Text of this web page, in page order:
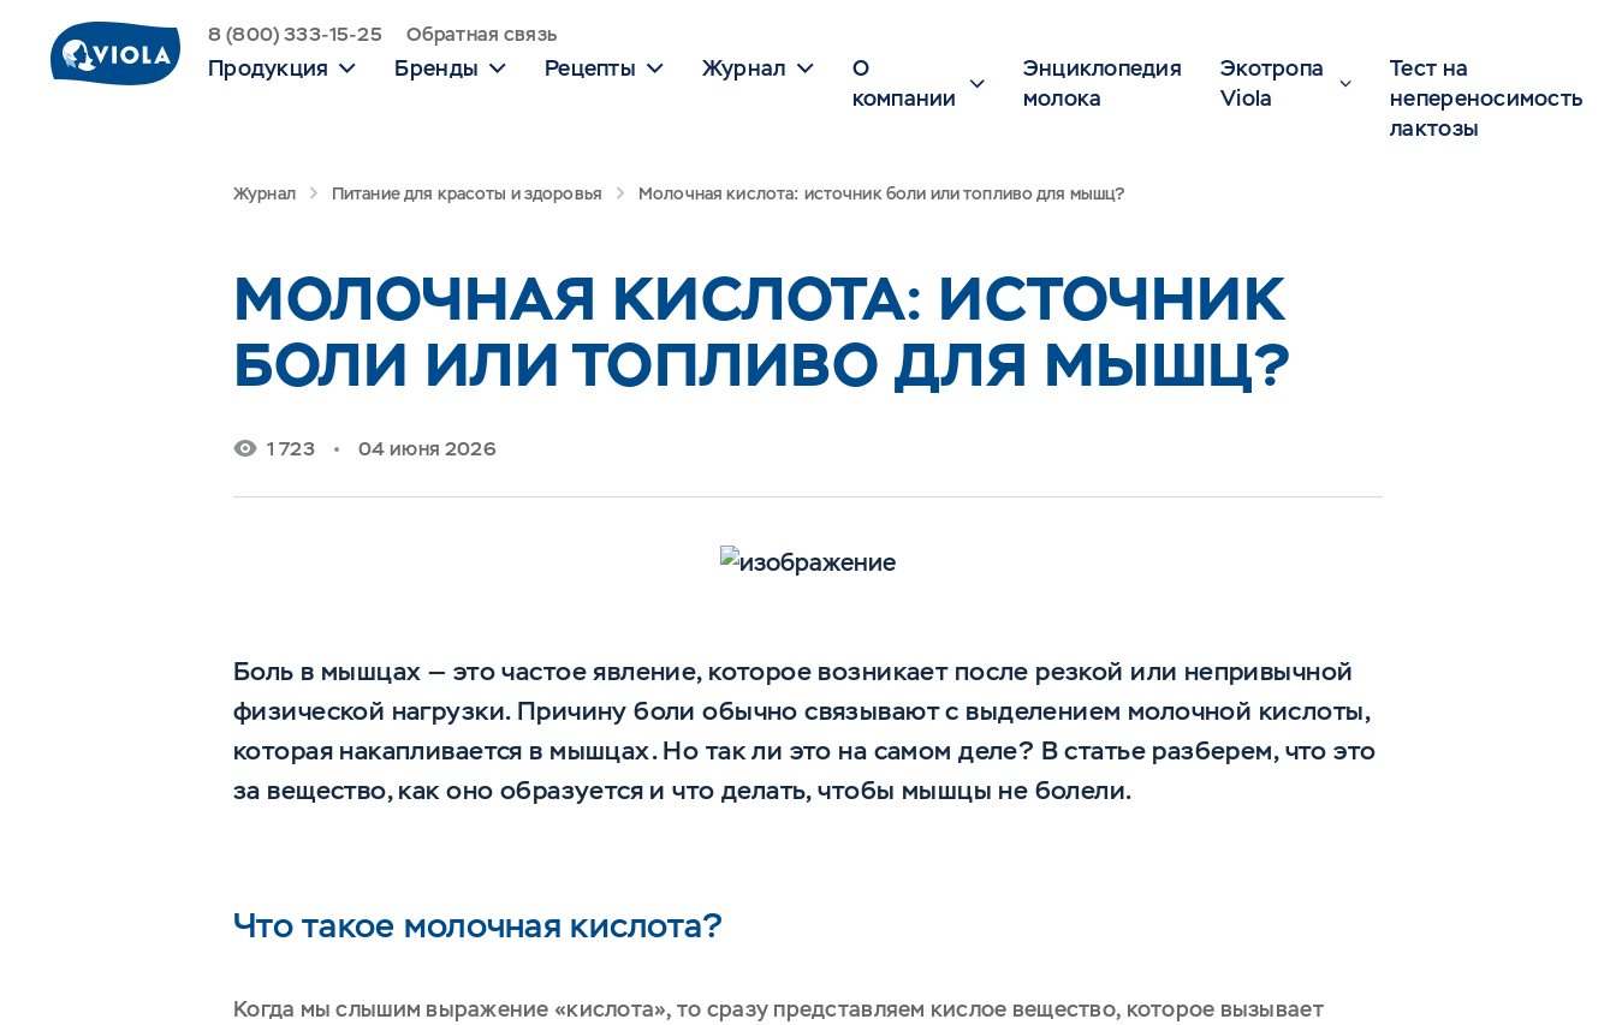
8 (800) 333-15-25 Обратная связь
Продукция Бренды Рецепты Журнал
О
компании
Энциклопедия
молока
Экотропа
Viola
Тест на
непереносимость
лактозы
Журнал Питание для красоты и здоровья Молочная кислота: источник боли или топливо для мышц?
МОЛОЧНАЯ КИСЛОТА: ИСТОЧНИК
БОЛИ ИЛИ ТОПЛИВО ДЛЯ МЫШЦ?
1 723 04 июня 2026
Боль в мышцах — это частое явление, которое возникает после резкой или непривычной
физической нагрузки. Причину боли обычно связывают с выделением молочной кислоты,
которая накапливается в мышцах. Но так ли это на самом деле? В статье разберем, что это
за вещество, как оно образуется и что делать, чтобы мышцы не болели.
Что такое молочная кислота?
Когда мы слышим выражение «кислота», то сразу представляем кислое вещество, которое вызывает